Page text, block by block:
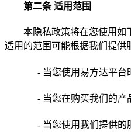
第二条 适用范围
本隐私政策将在您使用如
适用的范围可能根据我们提供
- 当您使用易方达平台
- 当您在购买我们的产
- 当您使用我们提供的